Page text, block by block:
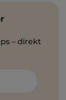
– direkt